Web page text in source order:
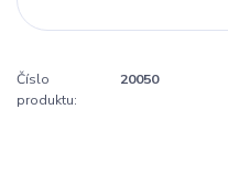
Číslo
produktu:
20050